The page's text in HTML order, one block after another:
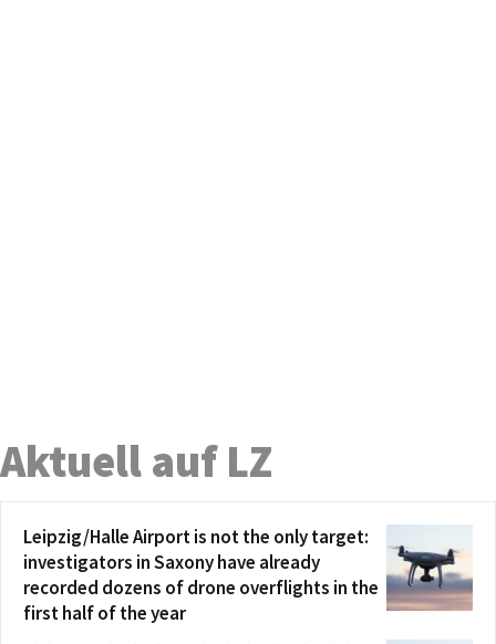
Aktuell auf LZ
Leipzig/Halle Airport is not the only target:
investigators in Saxony have already
recorded dozens of drone overflights in the
first half of the year